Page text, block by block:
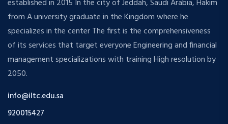
established in 2015 In the city of Jeddah, Saudi Arabia, Hakim
from A university graduate in the Kingdom where he
specializes in the center The first is the comprehensiveness
of its services that target everyone Engineering and financial
management specializations with training High resolution by
2050.
info@iltc.edu.sa
920015427